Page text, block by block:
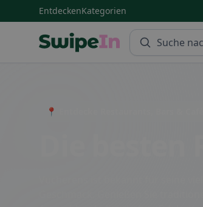
EntdeckenKategorien
📍 Entdecke Restaurants, Bars & Cafés